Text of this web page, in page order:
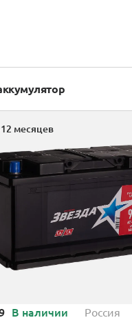
12 месяцев
В наличии Россия